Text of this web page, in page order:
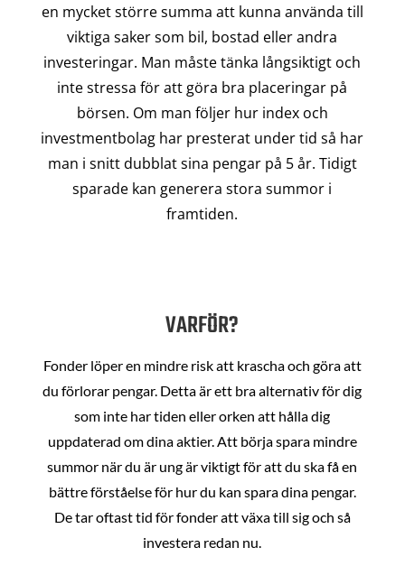
en mycket större summa att kunna använda till
viktiga saker som bil, bostad eller andra
investeringar. Man måste tänka långsiktigt och
inte stressa för att göra bra placeringar på
börsen. Om man följer hur index och
investmentbolag har presterat under tid så har
man i snitt dubblat sina pengar på 5 år. Tidigt
sparade kan generera stora summor i
framtiden.
VARFÖR?
Fonder löper en mindre risk att krascha och göra att
du förlorar pengar. Detta är ett bra alternativ för dig
som inte har tiden eller orken att hålla dig
uppdaterad om dina aktier. Att börja spara mindre
summor när du är ung är viktigt för att du ska få en
bättre förståelse för hur du kan spara dina pengar.
De tar oftast tid för fonder att växa till sig och så
investera redan nu.